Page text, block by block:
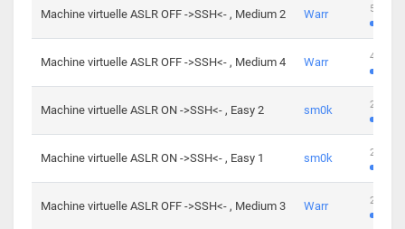
Machine virtuelle ASLR OFF ->SSH<- , Medium 2 Warr 509
Machine virtuelle ASLR OFF ->SSH<- , Medium 4 Warr 413
Machine virtuelle ASLR ON ->SSH<- , Easy 2 sm0k 247
Machine virtuelle ASLR ON ->SSH<- , Easy 1 sm0k 219
Machine virtuelle ASLR OFF ->SSH<- , Medium 3 Warr 280